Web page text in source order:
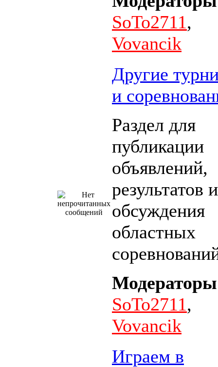
SoTo2711,
Vovancik
Другие
и
Раздел для
публикации
объявлений,
результатов и
обсуждения
областных
SoTo2711,
Vovancik
Играем в